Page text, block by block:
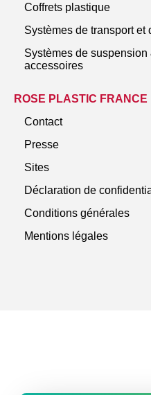
Coffrets plastique
Systèmes de transport et
Systèmes de suspension
accessoires
ROSE PLASTIC FRANCE
Contact
Presse
Sites
Déclaration de
Conditions générales
Mentions légales